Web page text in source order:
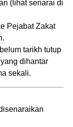
(lihat senarai di
Pejabat Zakat
tarikh tutup
dihantar
sekali.